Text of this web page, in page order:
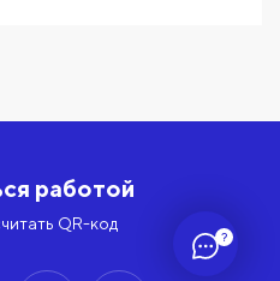
?
работой
QR-код